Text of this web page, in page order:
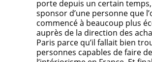
porte depuis un certain
sponsor d’une personne que
commencé à beaucoup plus
auprès de la direction des
Paris parce qu’il fallait bien
personnes capables de faire de